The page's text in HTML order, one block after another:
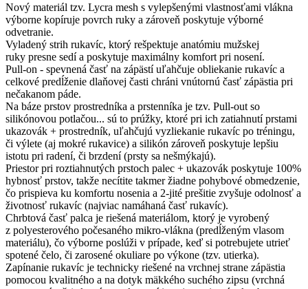
Nový materiál tzv. Lycra mesh s vylepšenými vlastnosťami vlákna
výborne kopíruje povrch ruky a zároveň poskytuje výborné
odvetranie.
Vyladený strih rukavíc, ktorý rešpektuje anatómiu mužskej
ruky presne sedí a poskytuje maximálny komfort pri nosení.
Pull-on - spevnená časť na zápästí uľahčuje obliekanie rukavíc a
celkové predĺženie dlaňovej časti chráni vnútornú časť zápästia pri
nečakanom páde.
Na báze prstov prostredníka a prstenníka je tzv. Pull-out so
silikónovou potlačou... sú to prúžky, ktoré pri ich zatiahnutí prstami
ukazovák + prostredník, uľahčujú vyzliekanie rukavíc po tréningu,
či výlete (aj mokré rukavice) a silikón zároveň poskytuje lepšiu
istotu pri radení, či brzdení (prsty sa nešmýkajú).
Priestor pri roztiahnutých prstoch palec + ukazovák poskytuje 100%
hybnosť prstov, takže necítite takmer žiadne pohybové obmedzenie,
čo prispieva ku komfortu nosenia a 2-jité prešitie zvyšuje odolnosť a
životnosť rukavíc (najviac namáhaná časť rukavíc).
Chrbtová časť palca je riešená materiálom, ktorý je vyrobený
z polyesterového počesaného mikro-vlákna (predĺženým vlasom
materiálu), čo výborne poslúži v prípade, keď si potrebujete utrieť
spotené čelo, či zarosené okuliare po výkone (tzv. utierka).
Zapínanie rukavíc je technicky riešené na vrchnej strane zápästia
pomocou kvalitného a na dotyk mäkkého suchého zipsu (vrchná